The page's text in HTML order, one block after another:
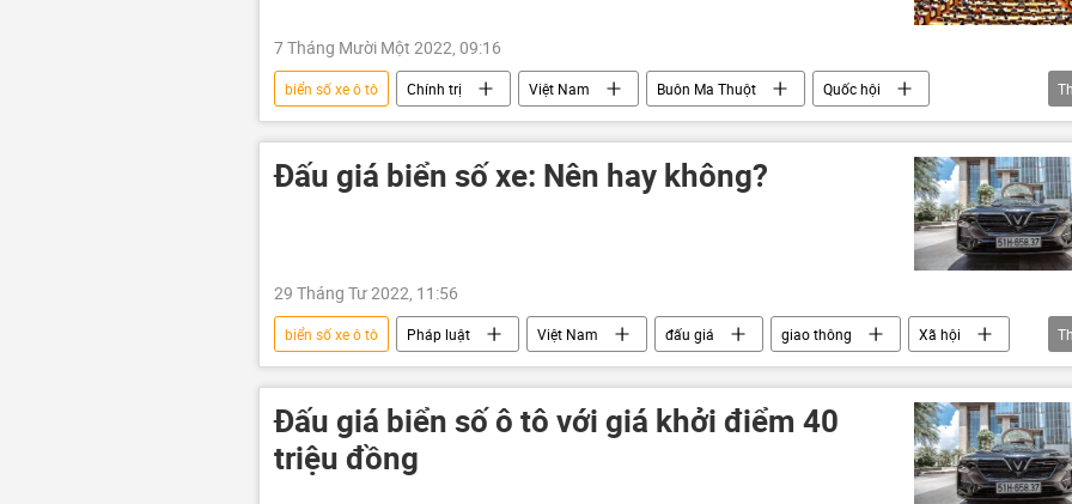
7 Tháng Mười Một 2022, 09:16
biển số xe ô tô Chính trị Việt Nam Buôn Ma Thuột
Quốc hội
Сuộc chiến chống tham nhũng ở Việt Nam
nghị quyết
Đấu giá biển số xe: Nên hay không?
29 Tháng Tư 2022, 11:56
biển số xe ô tô Pháp luật Việt Nam đấu giá giao thông
Xã hội
Quan điểm-Ý kiến
Đấu giá biển số ô tô với giá khởi điểm 40
triệu đồng